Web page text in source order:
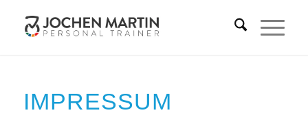
IMPRESSUM